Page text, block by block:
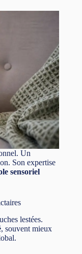
Un
Son expertise
sensoriel
lestées.
, souvent mieux